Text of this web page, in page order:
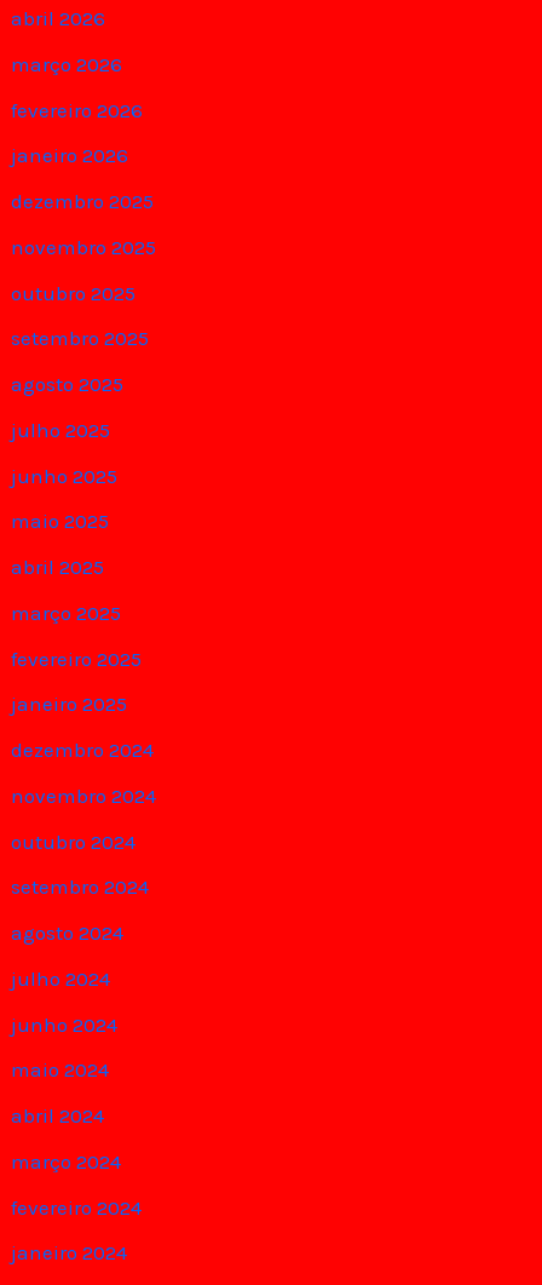
abril 2026
março 2026
fevereiro 2026
janeiro 2026
dezembro 2025
novembro 2025
outubro 2025
setembro 2025
agosto 2025
julho 2025
junho 2025
maio 2025
abril 2025
março 2025
fevereiro 2025
janeiro 2025
dezembro 2024
novembro 2024
outubro 2024
setembro 2024
agosto 2024
julho 2024
junho 2024
maio 2024
abril 2024
março 2024
fevereiro 2024
janeiro 2024